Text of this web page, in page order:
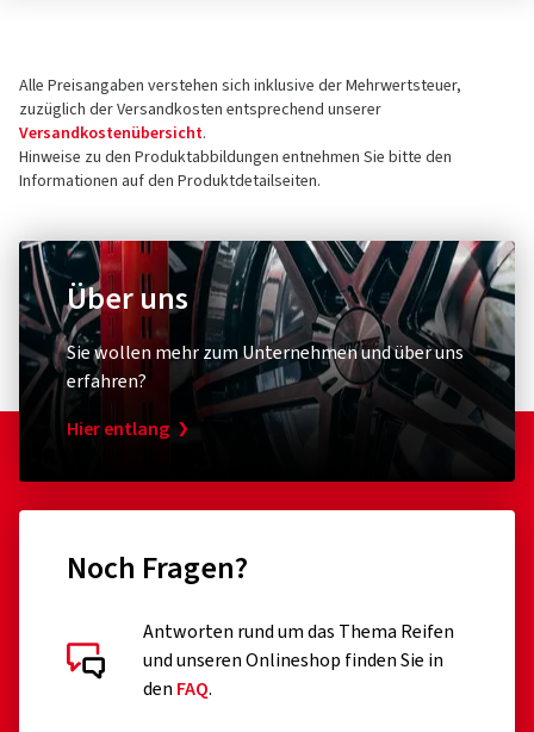
Alle Preisangaben verstehen sich inklusive der Mehrwertsteuer,
zuzüglich der Versandkosten entsprechend unserer
Versandkostenübersicht.
Hinweise zu den Produktabbildungen entnehmen Sie bitte den
Informationen auf den Produktdetailseiten.
Über uns
Sie wollen mehr zum Unternehmen und über uns
erfahren?
Hier entlang
Noch Fragen?
Antworten rund um das Thema Reifen
und unseren Onlineshop finden Sie in
den FAQ.